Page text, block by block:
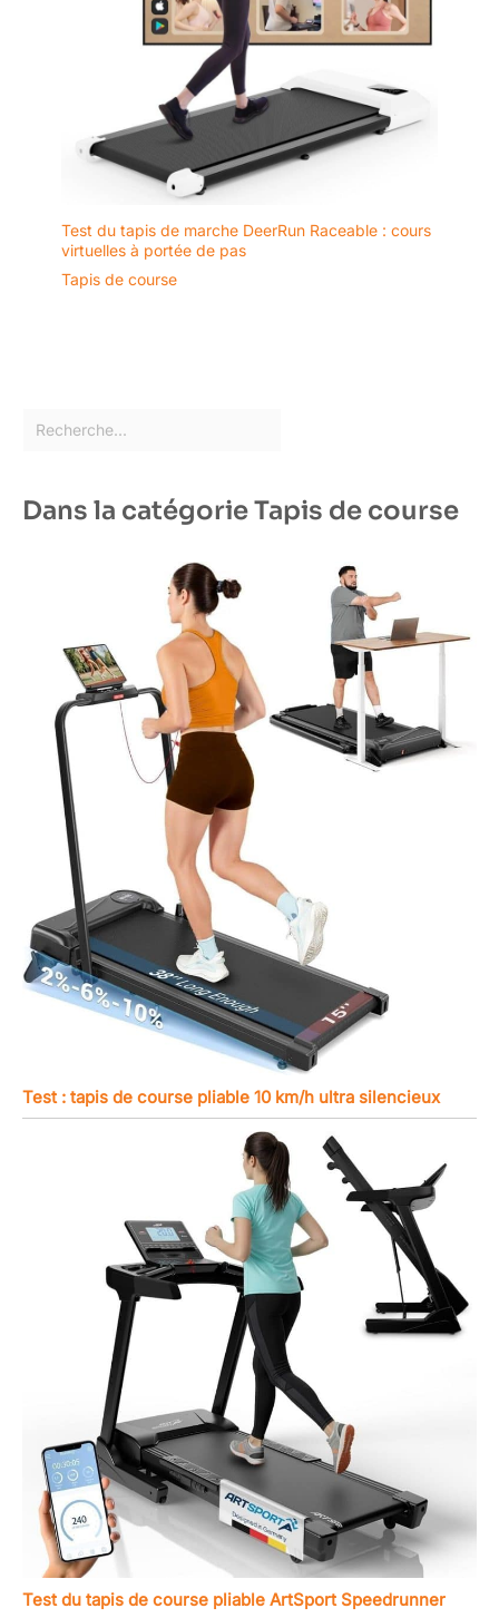
Test du tapis de marche DeerRun Raceable : cours
virtuelles à portée de pas
Tapis de course
Dans la catégorie Tapis de course
Test : tapis de course pliable 10 km/h ultra silencieux
Test du tapis de course pliable ArtSport Speedrunner